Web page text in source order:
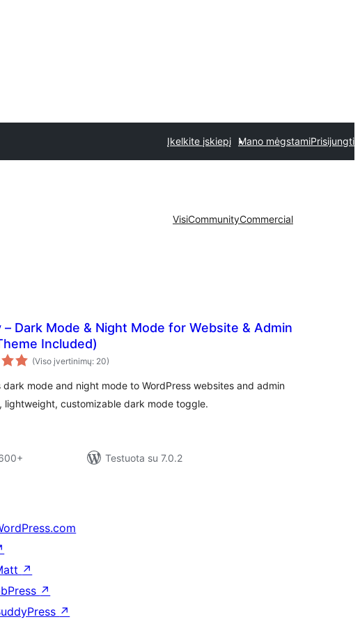
Įkelkite įskiepį Mano mėgstamiPrisijungti
VisiCommunityCommercial
– Dark Mode & Night Mode for Website & Admin
Included)
(Viso įvertinimų: 20)
mode and night mode to WordPress websites and admin
lightweight, customizable dark mode toggle.
Testuota su 7.0.2
↗
↗
↗